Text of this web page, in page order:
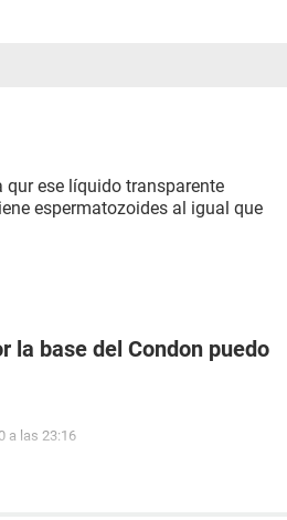
qur ese líquido transparente
espermatozoides al igual que
la base del Condon puedo
a las 23:16